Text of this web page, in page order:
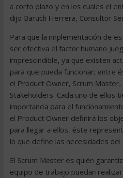
a corto plazo y en los cuales el
dijo Baruch Herrera, Consultor
Para que la implementación de
ser efectiva el factor humano
imprescindible, ya que existen
para que pueda funcionar; entre
el Product Owner, Scrum Master,
Stakeholders. Cada uno de ellos
importancia para el
el Product Owner definirá los
para llegar a ellos, éste
lo que define las necesidades
El Scrum Master es quién
equipo de trabajo puedan